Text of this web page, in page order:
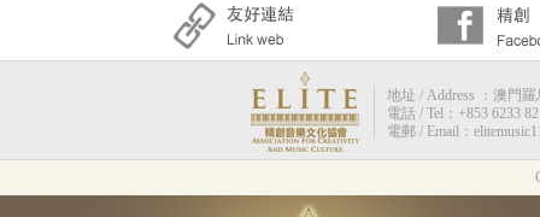
地址 / Address ：澳門
電話 / Tel：+853 6233
電郵 / Email：